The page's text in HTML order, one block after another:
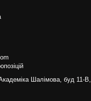
Шалімова, буд 11-В,